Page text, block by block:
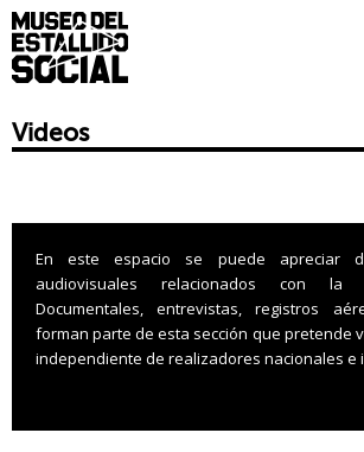
Videos
En este espacio se puede apreciar
audiovisuales relacionados con la
Documentales, entrevistas, registros
forman parte de esta sección que pretende
independiente de realizadores nacionales e